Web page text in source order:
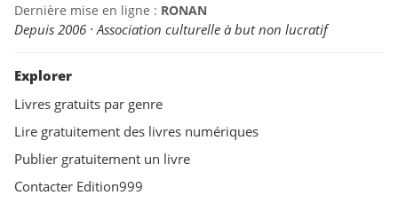
Dernière mise en ligne : RONAN
Depuis 2006 · Association culturelle à but non lucratif
Explorer
Livres gratuits par genre
Lire gratuitement des livres numériques
Publier gratuitement un livre
Contacter Edition999